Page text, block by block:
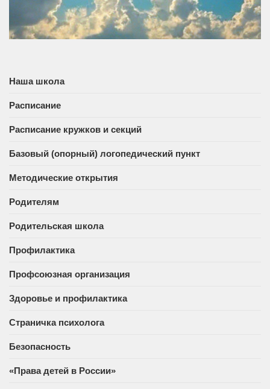
Наша школа
Расписание
Расписание кружков и секций
Базовый (опорный) логопедический пункт
Методические открытия
Родителям
Родительская школа
Профилактика
Профсоюзная организация
Здоровье и профилактика
Страничка психолога
Безопасность
«Права детей в России»